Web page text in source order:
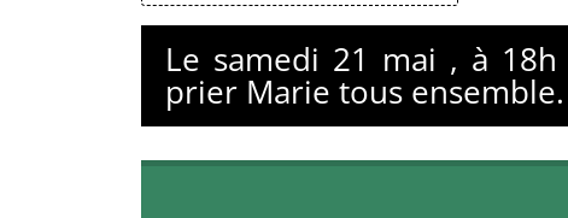
Le samedi 21 mai , à 18h
prier Marie tous ensemble.